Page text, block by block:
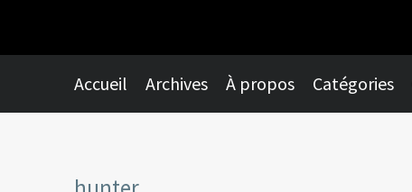
Accueil Archives À propos Catégories